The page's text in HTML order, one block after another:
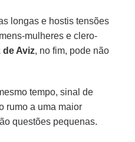
longas e hostis tensões
mulheres e clero-
de Aviz, no fim, pode não
tempo, sinal de
rumo a uma maior
questões pequenas.